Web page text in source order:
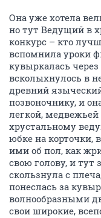
Она уже хотела
но тут Ведущий в
конкурс – кто
вспомнила уроки
кувыркалась
всколыхнулось в
древний
позвоночнику, и
легкой,
хрустальному
юбке на корточки,
ими об пол, как
свою голову, и
скользнула с
понеслась за
волнообразными
свои широкие,